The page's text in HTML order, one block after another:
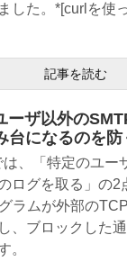
した。*[curlを使
記事を読む
ザ以外の
台になるのを
、「特定のユー
ログを取る」の2
ラムが外部の
、ブロックした
。